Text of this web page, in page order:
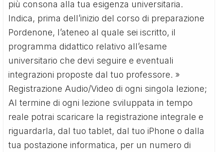
più consona alla tua esigenza universitaria.
Indica, prima dell’inizio del corso di preparazione
Pordenone, l’ateneo al quale sei iscritto, il
programma didattico relativo all’esame
universitario che devi seguire e eventuali
integrazioni proposte dal tuo professore. »
Registrazione Audio/Video di ogni singola lezione;
Al termine di ogni lezione sviluppata in tempo
reale potrai scaricare la registrazione integrale e
riguardarla, dal tuo tablet, dal tuo iPhone o dalla
tua postazione informatica, per un numero di